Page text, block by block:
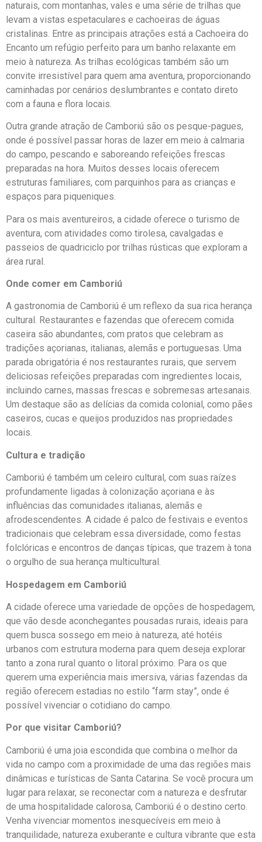
naturais, com montanhas, vales e uma série de trilhas que
levam a vistas espetaculares e cachoeiras de águas
cristalinas. Entre as principais atrações está a Cachoeira do
Encanto um refúgio perfeito para um banho relaxante em
meio à natureza. As trilhas ecológicas também são um
convite irresistível para quem ama aventura, proporcionando
caminhadas por cenários deslumbrantes e contato direto
com a fauna e flora locais.
Outra grande atração de Camboriú são os pesque-pagues,
onde é possível passar horas de lazer em meio à calmaria
do campo, pescando e saboreando refeições frescas
preparadas na hora. Muitos desses locais oferecem
estruturas familiares, com parquinhos para as crianças e
espaços para piqueniques.
Para os mais aventureiros, a cidade oferece o turismo de
aventura, com atividades como tirolesa, cavalgadas e
passeios de quadriciclo por trilhas rústicas que exploram a
área rural.
Onde comer em Camboriú
A gastronomia de Camboriú é um reflexo da sua rica herança
cultural. Restaurantes e fazendas que oferecem comida
caseira são abundantes, com pratos que celebram as
tradições açorianas, italianas, alemãs e portuguesas. Uma
parada obrigatória é nos restaurantes rurais, que servem
deliciosas refeições preparadas com ingredientes locais,
incluindo carnes, massas frescas e sobremesas artesanais.
Um destaque são as delícias da comida colonial, como pães
caseiros, cucas e queijos produzidos nas propriedades
locais.
Cultura e tradição
Camboriú é também um celeiro cultural, com suas raízes
profundamente ligadas à colonização açoriana e às
influências das comunidades italianas, alemãs e
afrodescendentes. A cidade é palco de festivais e eventos
tradicionais que celebram essa diversidade, como festas
folclóricas e encontros de danças típicas, que trazem à tona
o orgulho de sua herança multicultural.
Hospedagem em Camboriú
A cidade oferece uma variedade de opções de hospedagem,
que vão desde aconchegantes pousadas rurais, ideais para
quem busca sossego em meio à natureza, até hotéis
urbanos com estrutura moderna para quem deseja explorar
tanto a zona rural quanto o litoral próximo. Para os que
querem uma experiência mais imersiva, várias fazendas da
região oferecem estadias no estilo “farm stay”, onde é
possível vivenciar o cotidiano do campo.
Por que visitar Camboriú?
Camboriú é uma joia escondida que combina o melhor da
vida no campo com a proximidade de uma das regiões mais
dinâmicas e turísticas de Santa Catarina. Se você procura um
lugar para relaxar, se reconectar com a natureza e desfrutar
de uma hospitalidade calorosa, Camboriú é o destino certo.
Venha vivenciar momentos inesquecíveis em meio à
tranquilidade, natureza exuberante e cultura vibrante que esta